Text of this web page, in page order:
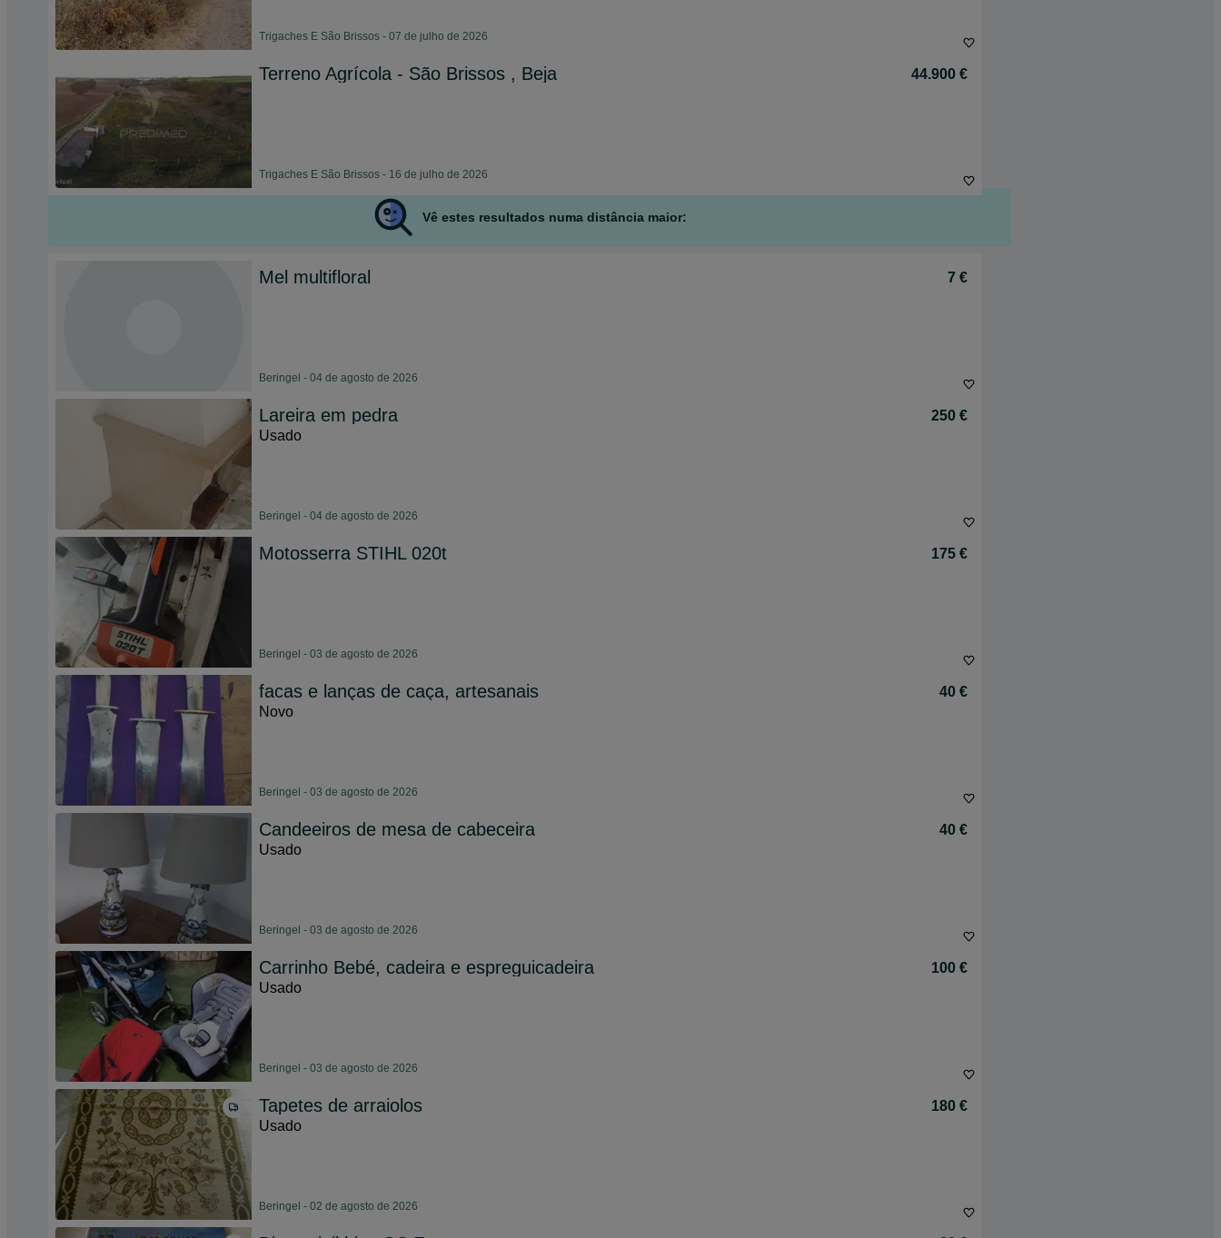
Trigaches E São Brissos - 07 de julho de 2026
Terreno Agrícola - São Brissos , Beja 44.900 €
Trigaches E São Brissos - 16 de julho de 2026
Vê estes resultados numa distância maior:
Mel multifloral 7 €
Beringel - 04 de agosto de 2026
Lareira em pedra
250 €
Usado
Beringel - 04 de agosto de 2026
Motosserra STIHL 020t 175 €
Beringel - 03 de agosto de 2026
facas e lanças de caça, artesanais
40 €
Novo
Beringel - 03 de agosto de 2026
Candeeiros de mesa de cabeceira
40 €
Usado
Beringel - 03 de agosto de 2026
Carrinho Bebé, cadeira e espreguicadeira
100 €
Usado
Beringel - 03 de agosto de 2026
Tapetes de arraiolos
180 €
Usado
Beringel - 02 de agosto de 2026